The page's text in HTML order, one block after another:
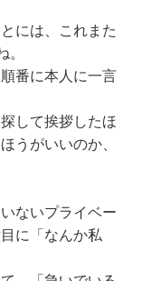
には、これまた
。
番に本人に一言
して挨拶したほ
うがいいのか、
ないプライベー
に「なんか私